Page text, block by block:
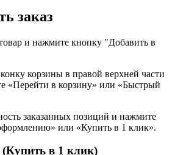
заказ
и нажмите кнопку "Добавить в
корзины в правой верхней части
«Перейти в корзину» или «Быстрый
заказанных позиций и нажмите
или «Купить в 1 клик».
в 1 клик)